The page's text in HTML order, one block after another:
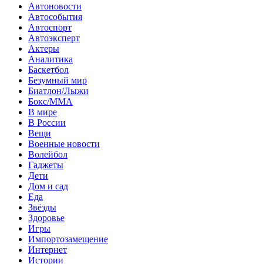
Автоновости
Автособытия
Автоспорт
Автоэксперт
Актеры
Аналитика
Баскетбол
Безумный мир
Биатлон/Лыжи
Бокс/MMA
В мире
В России
Вещи
Военные новости
Волейбол
Гаджеты
Дети
Дом и сад
Еда
Звёзды
Здоровье
Игры
Импортозамещение
Интернет
Истории